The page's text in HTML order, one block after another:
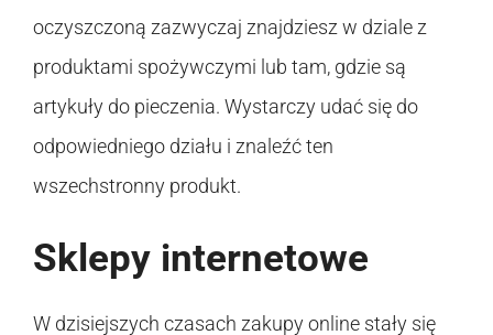
oczyszczoną zazwyczaj znajdziesz w dziale z
produktami spożywczymi lub tam, gdzie są
artykuły do pieczenia. Wystarczy udać się do
odpowiedniego działu i znaleźć ten
wszechstronny produkt.
Sklepy internetowe
W dzisiejszych czasach zakupy online stały się